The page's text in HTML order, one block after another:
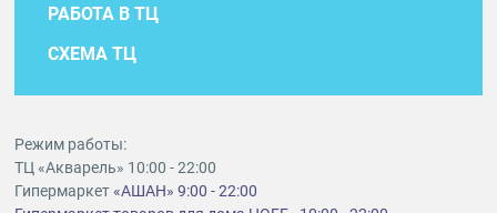
РАБОТА В ТЦ
СХЕМА ТЦ
Режим работы:
ТЦ «Акварель» 10:00 - 22:00
Гипермаркет«АШАН» 9:00 - 22:00